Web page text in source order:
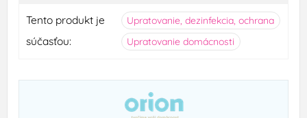
Tento produkt je
súčasťou:
Upratovanie, dezinfekcia, ochrana
Upratovanie domácnosti